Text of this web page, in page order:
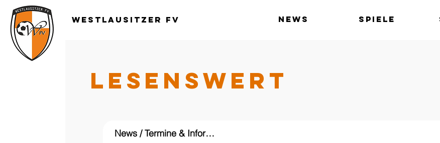
Westlausitzer FV News Spiele
LESENSWERT